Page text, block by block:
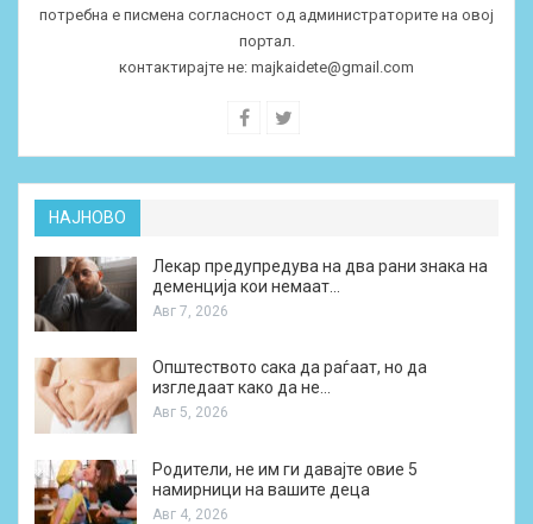
потребна е писмена согласност од администраторите на овој
портал.
контактирајте не: majkaidete@gmail.com
НАЈНОВО
Лекар предупредува на два рани знака на
деменција кои немаат…
Авг 7, 2026
Општеството сака да раѓаат, но да
изгледаат како да не…
Авг 5, 2026
Родители, не им ги давајте овие 5
намирници на вашите деца
Авг 4, 2026